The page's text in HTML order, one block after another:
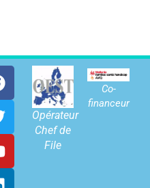
Opérateur
Chef de
File
Co-
financeur